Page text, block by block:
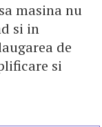
masina nu
si in
de
si